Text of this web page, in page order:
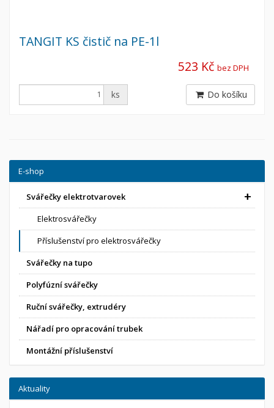
TANGIT KS čistič na PE-1l
523 Kč bez DPH
ks Do košíku
E-shop
Svářečky elektrotvarovek
Elektrosvářečky
Příslušenství pro elektrosvářečky
Svářečky na tupo
Polyfúzní svářečky
Ruční svářečky, extrudéry
Nářadí pro opracování trubek
Montážní příslušenství
Aktuality